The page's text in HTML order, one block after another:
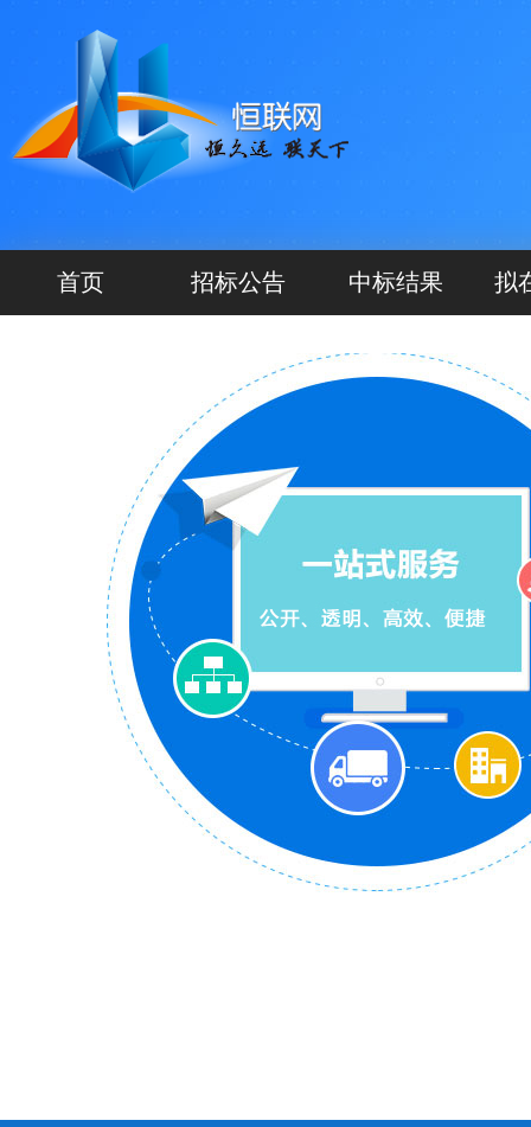
首页 招标公告 中标结果 拟